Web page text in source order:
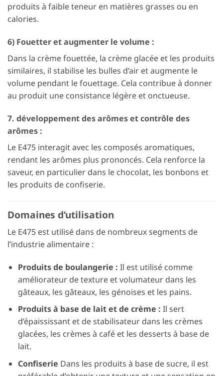
produits à faible teneur en matières grasses ou en
calories.
6) Fouetter et augmenter le volume :
Dans la crème fouettée, la crème glacée et les produits
similaires, il stabilise les bulles d’air et augmente le
volume pendant le fouettage. Cela contribue à donner
au produit une consistance légère et onctueuse.
7. développement des arômes et contrôle des
arômes :
Le E475 interagit avec les composés aromatiques,
rendant les arômes plus prononcés. Cela renforce la
saveur, en particulier dans le chocolat, les bonbons et
les produits de confiserie.
Domaines d’utilisation
Le E475 est utilisé dans de nombreux segments de
l’industrie alimentaire :
Produits de boulangerie : Il est utilisé comme
améliorateur de texture et volumateur dans les
gâteaux, les gâteaux, les génoises et les pains.
Produits à base de lait et de crème : Il sert
d’épaississant et de stabilisateur dans les crèmes
glacées, les crèmes à café et les desserts à base de
lait.
Confiserie Dans les produits à base de sucre, il est